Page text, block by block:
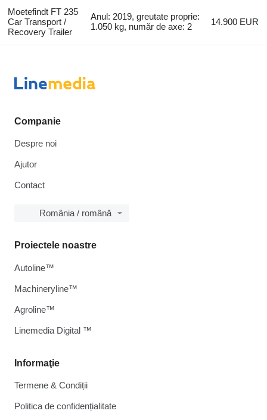
Moetefindt FT 235
Car Transport /
Recovery Trailer
Anul: 2019, greutate proprie:
1.050 kg, număr de axe: 2
14.900 EUR
Companie
Despre noi
Ajutor
Contact
România / română
Informaţie
Termene & Condiții
Politica de confidențialitate
Proiectele noastre
Autoline™
Machineryline™
Agroline™
Linemedia Digital ™